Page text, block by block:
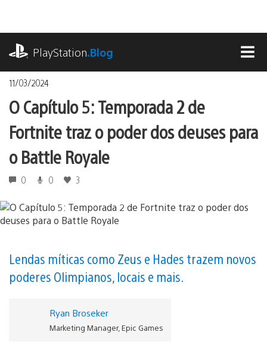
o
conteúdo
PlayStation.Blog
11/03/2024
O Capítulo 5: Temporada 2 de
Fortnite traz o poder dos deuses para
o Battle Royale
0 0 3
Lendas míticas como Zeus e Hades trazem novos
poderes Olimpianos, locais e mais.
Ryan Broseker
Marketing Manager, Epic Games